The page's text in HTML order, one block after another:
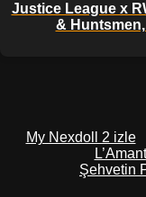
Justice League x
&
My Nexdoll 2 izle
Şehvetin